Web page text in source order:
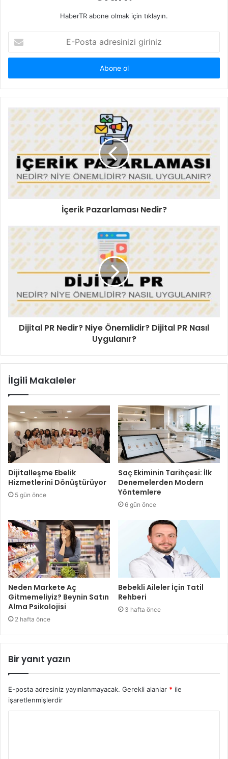
HaberTR abone olmak için tıklayın.
Posta
adresinizi
İçerik Pazarlaması Nedir?
Dijital PR Nedir? Niye Önemlidir? Dijital PR Nasıl
Uygulanır?
İlgili Makaleler
Dijitalleşme Ebelik
Hizmetlerini Dönüştürüyor
5 gün önce
Saç Ekiminin Tarihçesi: İlk
Denemelerden Modern
Yöntemlere
6 gün önce
Neden Markete Aç
Gitmemeliyiz? Beynin Satın
Alma Psikolojisi
2 hafta önce
Bebekli Aileler İçin Tatil
Rehberi
3 hafta önce
Bir yanıt yazın
E-posta adresiniz yayınlanmayacak. Gerekli alanlar * ile
işaretlenmişlerdir